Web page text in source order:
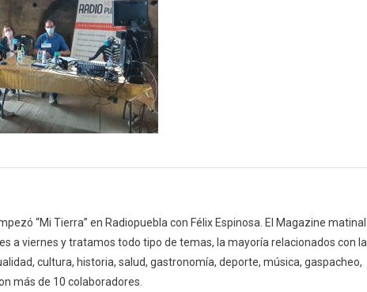
“Mi Tierra” en Radiopuebla con Félix Espinosa. El Magazine matinal
a viernes y tratamos todo tipo de temas, la mayoría relacionados con la
cultura, historia, salud, gastronomía, deporte, música, gaspacheo,
más de 10 colaboradores.